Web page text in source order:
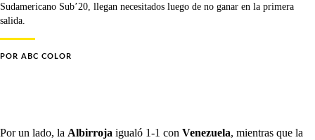
Sudamericano Sub’20, llegan necesitados luego de no ganar en la primera
salida.
POR ABC COLOR
Por un lado, la Albirroja igualó 1-1 con Venezuela, mientras que la